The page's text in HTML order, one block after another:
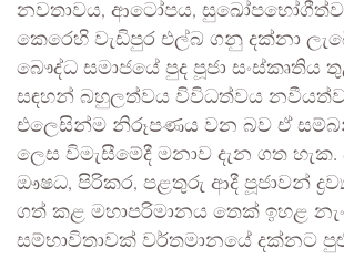
නවතාවය, ආටෝපය,
කෙරෙහි වැඩිපුර එල්බ ගනු දක්නා
බෞද්ධ සමාජයේ පුද පූජා සංස්කෘතිය
සඳහන් බහුලත්වය විවිධත්වය
එලෙසින්ම නිරූපණය වන බව ඒ
ලෙස විමැසීමේදී මනාව දැන ගත හැක.
ඖෂධ, පිරිකර, පළතුරු ආදී පූජාවන්
ගත් කළ මහාපරිමානය තෙක් ඉහළ
සම්භාවිතාවක් වර්තමානයේ දක්නට